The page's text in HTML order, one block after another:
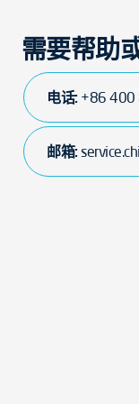
需要帮助
电话: +86
邮箱: